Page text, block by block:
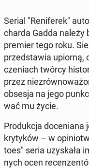
Serial "Re­ni­fe­rek"
char­da Gadda należy
premier tego roku.
przed­sta­wia upiorną,
cze­niach twórcy
przez
obsesja na jego
wać mu życie.
Pro­duk­cja do­ce­nia­na
kry­ty­ków – w
to­es" seria uzy­ska­ła
nych ocen